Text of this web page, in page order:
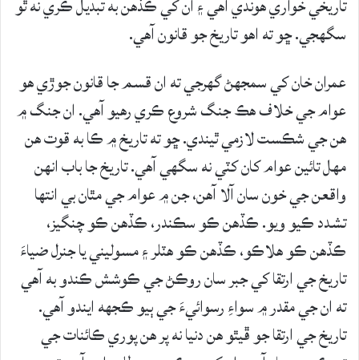
تاريخي خواري هوندي آهي ۽ ان کي ڪڏهن به تبديل ڪري نه ٿو
سگهجي. ڇو ته اهو تاريخ جو قانون آهي.
عمران خان کي سمجهڻ گهرجي ته ان قسم جا قانون جوڙي هو
عوام جي خلاف هڪ جنگ شروع ڪري رهيو آهي. ان جنگ ۾
هن جي شڪست لازمي ٿيندي. ڇو ته تاريخ ۾ ڪا به قوت هن
مهل تائين عوام کان کٽي نه سگهي آهي. تاريخ جا باب انهن
واقعن جي خون سان آلا آهن، جن ۾ عوام جي مٿان بي انتها
تشدد ڪيو ويو. ڪڏهن ڪو سڪندر، ڪڏهن ڪو چنگيز،
ڪڏهن ڪو هلاڪو، ڪڏهن ڪو هٽلر ۽ مسوليني يا جنرل ضياءَ
تاريخ جي ارتقا کي جبر سان روڪڻ جي ڪوشش ڪندو به آهي
ته ان جي مقدر ۾ سواءِ رسوائيءَ جي ٻيو ڪجهه ايندو آهي.
تاريخ جي ارتقا جو ڦيٿو هن دنيا نه پر هن پوري ڪائنات جي